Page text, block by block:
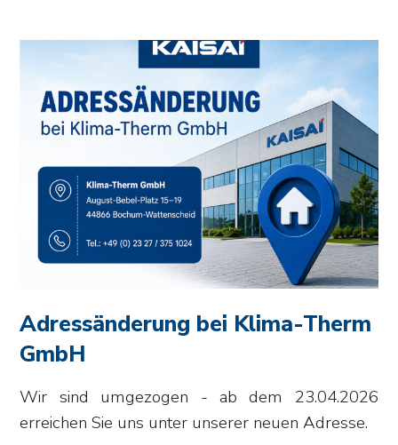
Adressänderung bei Klima-Therm
GmbH
Wir sind umgezogen - ab dem 23.04.2026
erreichen Sie uns unter unserer neuen Adresse.